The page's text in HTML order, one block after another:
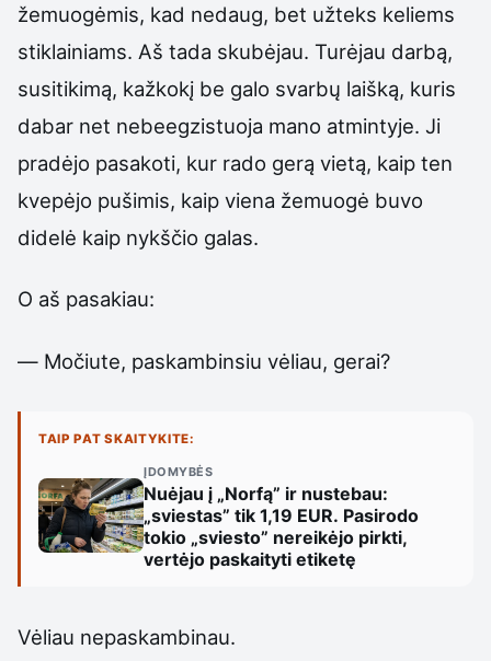
žemuogėmis, kad nedaug, bet užteks keliems
stiklainiams. Aš tada skubėjau. Turėjau darbą,
susitikimą, kažkokį be galo svarbų laišką, kuris
dabar net nebeegzistuoja mano atmintyje. Ji
pradėjo pasakoti, kur rado gerą vietą, kaip ten
kvepėjo pušimis, kaip viena žemuogė buvo
didelė kaip nykščio galas.
O aš pasakiau:
— Močiute, paskambinsiu vėliau, gerai?
TAIP PAT SKAITYKITE:
ĮDOMYBĖS
Nuėjau į „Norfą” ir nustebau:
„sviestas” tik 1,19 EUR. Pasirodo
tokio „sviesto” nereikėjo pirkti,
vertėjo paskaityti etiketę
Vėliau nepaskambinau.